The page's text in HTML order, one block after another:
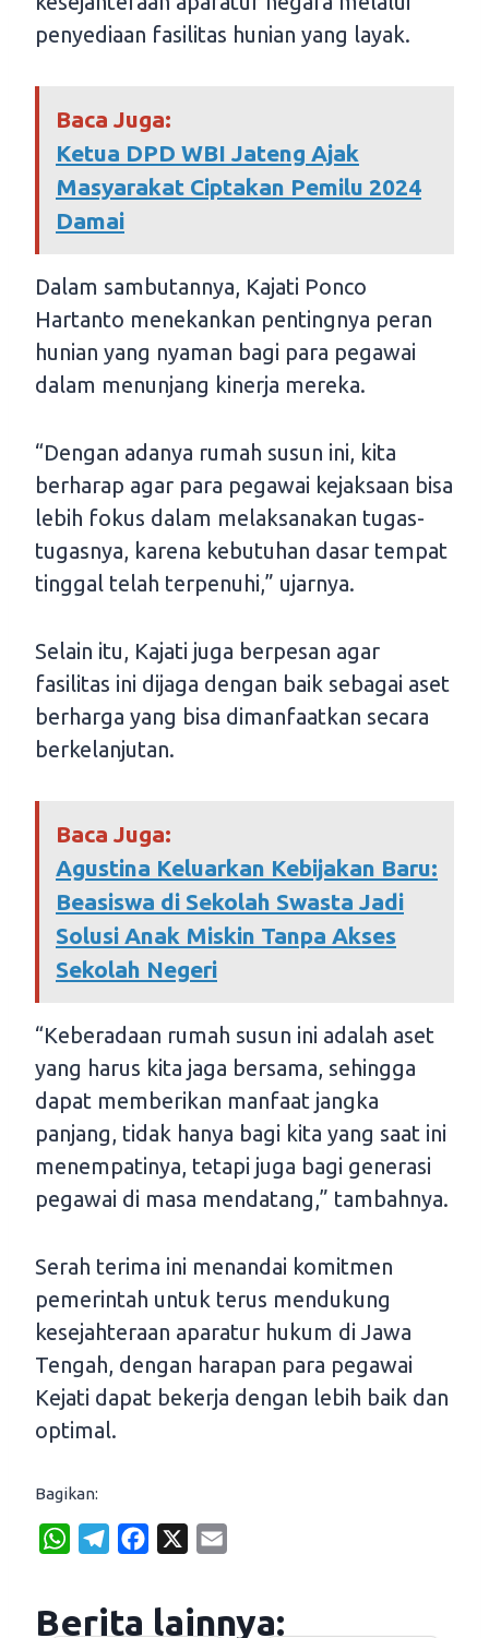
penyediaan fasilitas hunian yang layak.
Baca Juga:
Ketua DPD WBI Jateng Ajak
Masyarakat Ciptakan Pemilu 2024
Damai
Dalam sambutannya, Kajati Ponco
Hartanto menekankan pentingnya peran
hunian yang nyaman bagi para pegawai
dalam menunjang kinerja mereka.
“Dengan adanya rumah susun ini, kita
berharap agar para pegawai kejaksaan bisa
lebih fokus dalam melaksanakan tugas-
tugasnya, karena kebutuhan dasar tempat
tinggal telah terpenuhi,” ujarnya.
Selain itu, Kajati juga berpesan agar
fasilitas ini dijaga dengan baik sebagai aset
berharga yang bisa dimanfaatkan secara
berkelanjutan.
Baca Juga:
Agustina Keluarkan Kebijakan Baru:
Beasiswa di Sekolah Swasta Jadi
Solusi Anak Miskin Tanpa Akses
Sekolah Negeri
“Keberadaan rumah susun ini adalah aset
yang harus kita jaga bersama, sehingga
dapat memberikan manfaat jangka
panjang, tidak hanya bagi kita yang saat ini
menempatinya, tetapi juga bagi generasi
pegawai di masa mendatang,” tambahnya.
Serah terima ini menandai komitmen
pemerintah untuk terus mendukung
kesejahteraan aparatur hukum di Jawa
Tengah, dengan harapan para pegawai
Kejati dapat bekerja dengan lebih baik dan
optimal.
Bagikan:
W
t
e
e
i
Berita lainnya: